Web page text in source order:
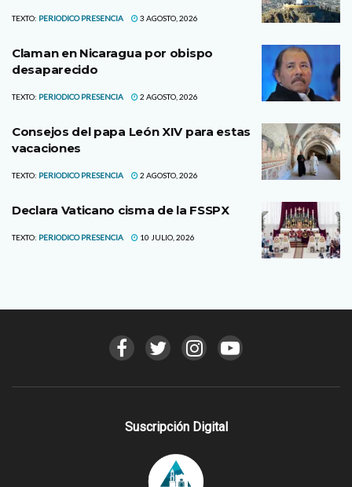
TEXTO: PERIODICO PRESENCIA 3 AGOSTO, 2026
Claman en Nicaragua por obispo
desaparecido
TEXTO: PERIODICO PRESENCIA 2 AGOSTO, 2026
Consejos del papa León XIV para estas
vacaciones
TEXTO: PERIODICO PRESENCIA 2 AGOSTO, 2026
Declara Vaticano cisma de la FSSPX
TEXTO: PERIODICO PRESENCIA 10 JULIO, 2026
Suscripción Digital